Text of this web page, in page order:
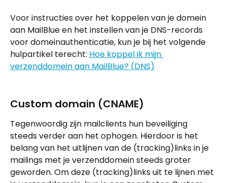
Voor instructies over het koppelen van je domein
aan MailBlue en het instellen van je DNS-records
voor domeinauthenticatie, kun je bij het volgende
hulpartikel terecht: Hoe koppel ik mijn
verzenddomein aan MailBlue? (DNS)
Custom domain (CNAME)
Tegenwoordig zijn mailclients hun beveiliging
steeds verder aan het ophogen. Hierdoor is het
belang van het uitlijnen van de (tracking)links in je
mailings met je verzenddomein steeds groter
geworden. Om deze (tracking)links uit te lijnen met